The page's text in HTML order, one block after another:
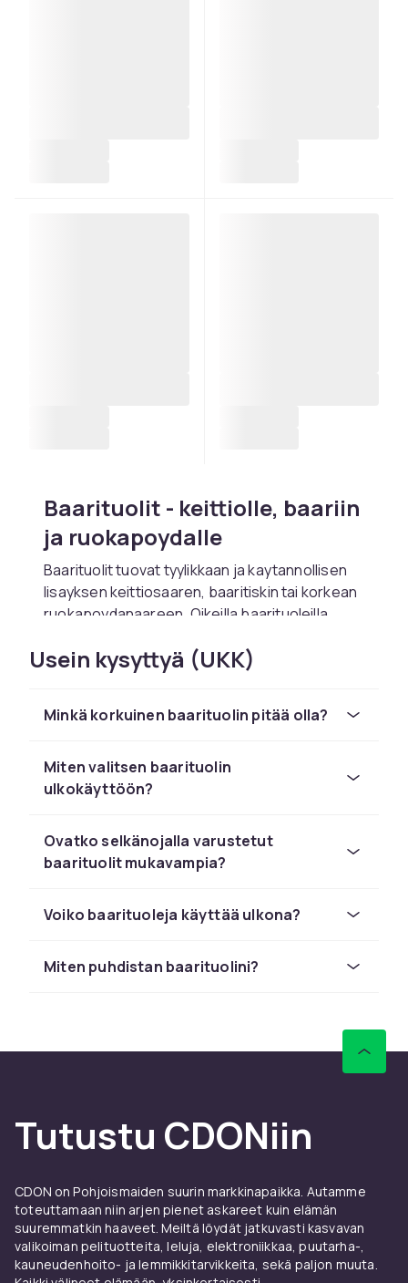
Baarituolit - keittiolle, baariin
ja ruokapoydalle
Baarituolit tuovat tyylikkaan ja kaytannollisen
lisayksen keittiosaaren, baaritiskin tai korkean
ruokapoydanaareen. Oikeilla baarituoleilla
istumapaikaksi. CDON:lla loydat laajan
valikoiman baarituoleja kaikissa tyyleissa,
Baarituolia valitessasi korkeus on ratkaiseva
tiskin korkeuteen. On tarkea erottaa
baaritiskin korkeus (n. 90-110 cm) ja
baarituoleissa on saadetava korkeus, mika
tekee niista joustavia.
Materiaalit ja design
materiaaleissa. Puu antaa lampiman ja
luonnollisen ilmeen, joka sopii skandinaavisiin
Haluatko baarituolin kasinojalilla ja pehmealla
istuimella? Katso valikoimammekeittiötuolit ja
poytiin.
Yhdista baarituolit olemassa olevaan
sisustukseesi. Varvrikas baarituoli voi olla
silmaanpistava element, kun taas neutraali
malli sopii mihin tahansa sisustustyyliin.
Usein kysyttyä (UKK)
Minkä korkuinen baarituolin pitää olla?
Miten valitsen baarituolin
ulkokäyttöön?
Ovatko selkänojalla varustetut
baarituolit mukavampia?
Voiko baarituoleja käyttää ulkona?
Miten puhdistan baarituolini?
Tutustu CDONiin
CDON on Pohjoismaiden suurin markkinapaikka. Autamme
toteuttamaan niin arjen pienet askareet kuin elämän
suuremmatkin haaveet. Meiltä löydät jatkuvasti kasvavan
valikoiman pelituotteita, leluja, elektroniikkaa, puutarha-,
kauneudenhoito- ja lemmikkitarvikkeita, sekä paljon muuta.